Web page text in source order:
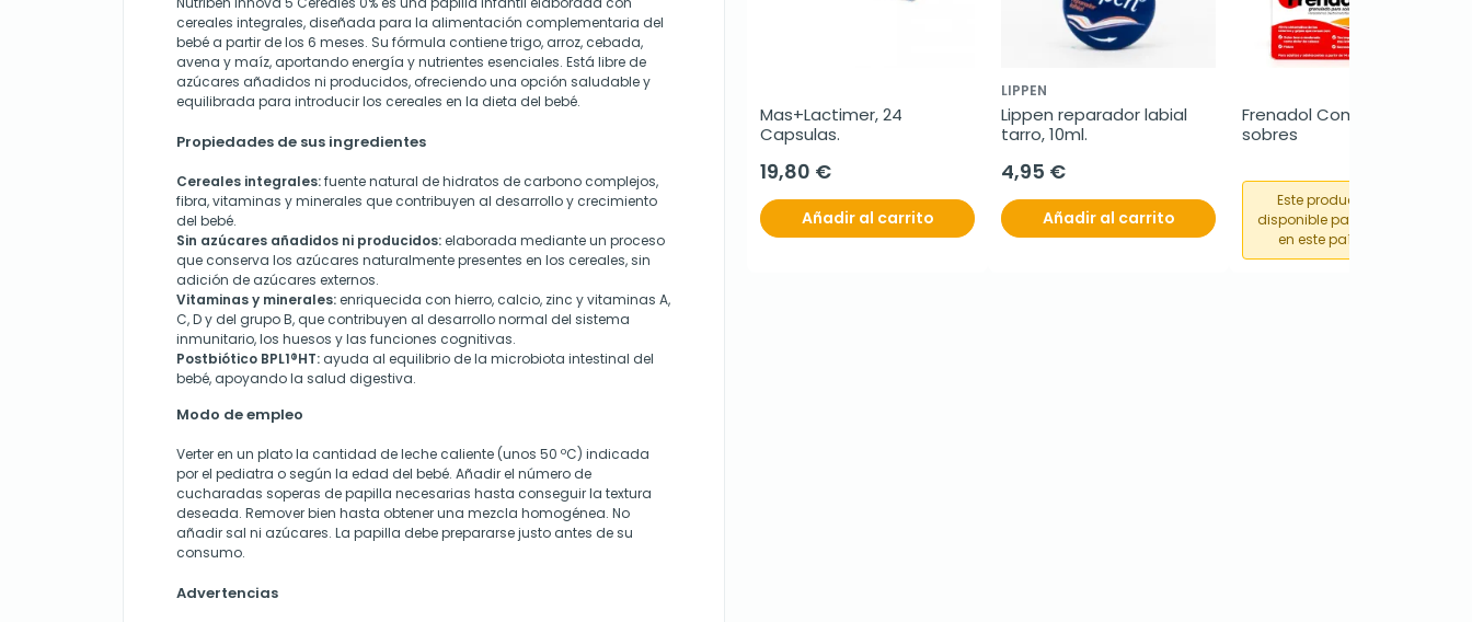
cereales integrales, diseñada para la alimentación complementaria del
bebé a partir de los 6 meses. Su fórmula contiene trigo, arroz, cebada,
avena y maíz, aportando energía y nutrientes esenciales. Está libre de
azúcares añadidos ni producidos, ofreciendo una opción saludable y
equilibrada para introducir los cereales en la dieta del bebé.
Propiedades de sus ingredientes
Cereales integrales:fuente natural de hidratos de carbono complejos,
fibra, vitaminas y minerales que contribuyen al desarrollo y crecimiento
del bebé.
Sin azúcares añadidos ni producidos:elaborada mediante un proceso
que conserva los azúcares naturalmente presentes en los cereales, sin
adición de azúcares externos.
Vitaminas y minerales:enriquecida con hierro, calcio, zinc y vitaminas A,
C, D y del grupo B, que contribuyen al desarrollo normal del sistema
inmunitario, los huesos y las funciones cognitivas.
Postbiótico BPL1®HT: ayuda al equilibrio de la microbiota intestinal del
bebé, apoyando la salud digestiva.
Modo de empleo
Verter en un plato la cantidad de leche caliente (unos 50 ºC) indicada
por el pediatra o según la edad del bebé. Añadir el número de
cucharadas soperas de papilla necesarias hasta conseguir la textura
deseada. Remover bien hasta obtener una mezcla homogénea. No
añadir sal ni azúcares. La papilla debe prepararse justo antes de su
consumo.
Advertencias
Mas+Lactimer, 24
Capsulas.
19,80 €
Añadir al carrito
LIPPEN
Lippen reparador labial
tarro, 10ml.
4,95 €
Añadir al carrito
Frenadol Complex, 10
sobres
Este producto no está
disponible para su compra
en este país o región.